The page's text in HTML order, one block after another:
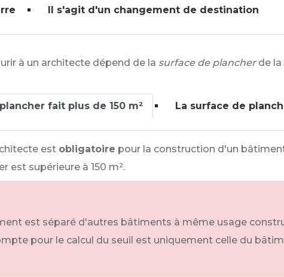
Il s'agit d'un changement de destination
à un architecte dépend de la surface de plancher de
fait plus de 150 m² La surface de
est obligatoire pour la construction d'un
est supérieure à 150 m².
est séparé d'autres bâtiments à même usage
pour le calcul du seuil est uniquement celle du